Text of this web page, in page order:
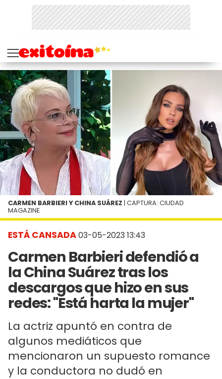
ESTÁ CANSADA03-05-2023 13:43
Carmen Barbieri defendió a
la China Suárez tras los
descargos que hizo en sus
redes: "Está harta la mujer"
La actriz apuntó en contra de
algunos mediáticos que
mencionaron un supuesto romance
y la conductora no dudó en
CARMEN BARBIERI Y CHINA SUÁREZ | CAPTURA: CIUDAD
MAGAZINE